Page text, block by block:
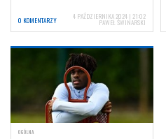
0 KOMENTARZY 4 PAŹDZIERNIKA 2024 | 21:02
PAWEŁ ŚWINARSKI
OGÓLNA